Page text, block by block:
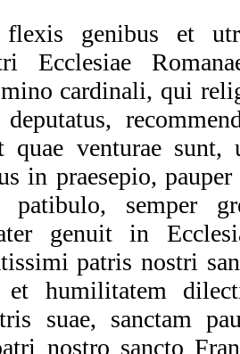
flexis genibus et
Ecclesiae
cardinali, qui
quae venturae
in praesepio,
patibulo, semper
genuit in
patris nostri
et humilitatem
suae, sanctam
nostro sancto